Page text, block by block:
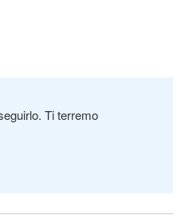
Ti terremo